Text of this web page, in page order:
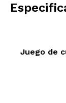
Juego de